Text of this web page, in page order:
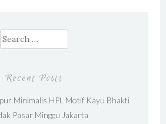
Search for:
Recent Posts
Minimalis HPL Motif Kayu Bhakti
Pasar Minggu Jakarta